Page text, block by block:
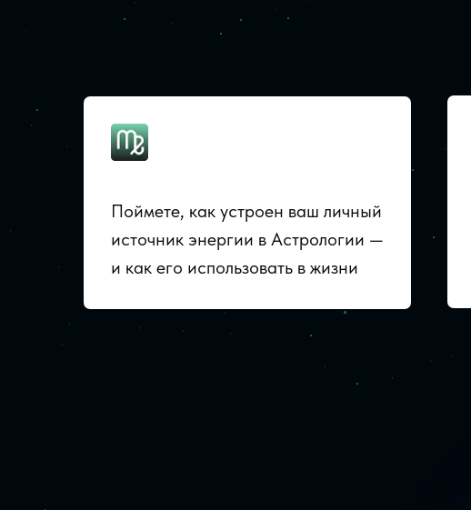
Поймете, как устроен ваш личный
источник энергии в Астрологии —
и как его использовать в жизни